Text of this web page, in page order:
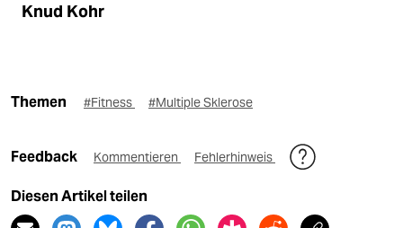
Knud Kohr
Themen #Fitness #Multiple Sklerose
Feedback Kommentieren Fehlerhinweis
Diesen Artikel teilen